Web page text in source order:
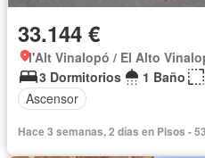
33.144 €
l'Alt Vinalopó / El Alto
3 Dormitorios
1 Baño
Ascensor
Hace 3 semanas, 2 días en Pisos -